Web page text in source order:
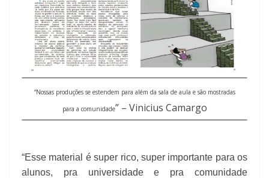
“Nossas produções se estendem para além da sala de aula e são mostradas
para a comunidade” – Vinicius Camargo
“Esse material é super rico, super importante para os
alunos, pra universidade e pra comunidade